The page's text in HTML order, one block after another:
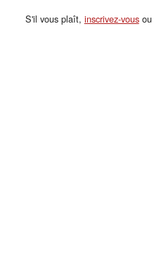
S'il vous plaît, inscrivez-vousou